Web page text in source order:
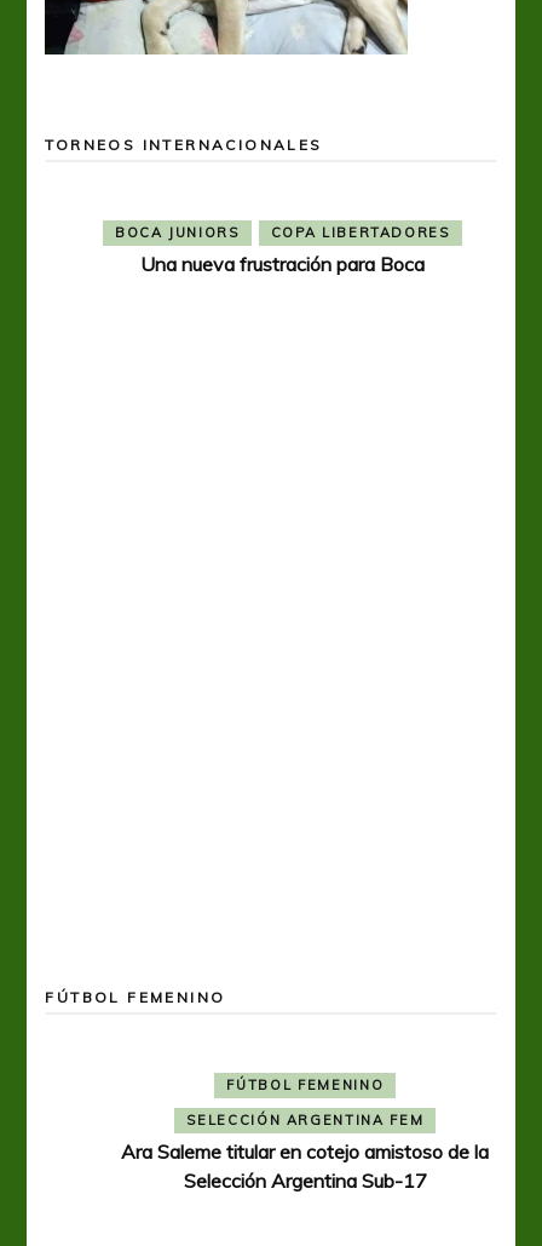
TORNEOS INTERNACIONALES
BOCA JUNIORS COPA LIBERTADORES
Una nueva frustración para Boca
FÚTBOL FEMENINO
FÚTBOL FEMENINO
SELECCIÓN ARGENTINA FEM
Ara Saleme titular en cotejo amistoso de la
Selección Argentina Sub-17